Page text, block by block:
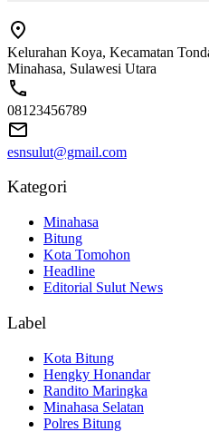
Kelurahan Koya, Kecamatan
Minahasa, Sulawesi Utara
08123456789
esnsulut@gmail.com
Kategori
Minahasa
Bitung
Kota Tomohon
Headline
Editorial Sulut News
Label
Kota Bitung
Hengky Honandar
Randito Maringka
Minahasa Selatan
Polres Bitung